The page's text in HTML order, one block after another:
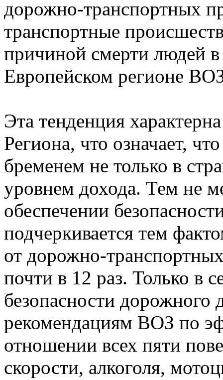
дорожно-транспортных
транспортные
причиной смерти людей в
Европейском регионе
Эта тенденция
Региона, что означает,
бременем не только в
уровнем дохода. Тем не
обеспечении
подчеркивается тем
от дорожно-
почти в 12 раз. Только в
безопасности дорожного
рекомендациям ВОЗ по
отношении всех пяти
скорости, алкоголя,